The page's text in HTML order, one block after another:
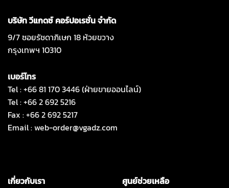
บริษัท วีแกดซ์ คอร์ปอเรชั่น จำกัด
9/7 ซอยรัชดาภิเษก 18 ห้วยขวาง
กรุงเทพฯ 10310
เบอร์โทร
Tel : +66 81 170 3446 (ฝ่ายขายออนไลน์)
Tel : +66 2 692 5216
Fax : +66 2 692 5217
Email :web-order@vgadz.com
เกี่ยวกับเรา
ศูนย์ช่วยเหลือ